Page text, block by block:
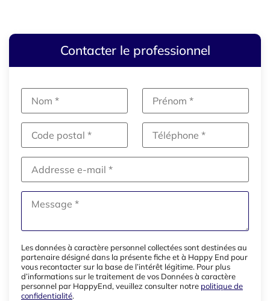
Contacter le professionnel
Les données à caractère personnel collectées sont destinées au
partenaire désigné dans la présente fiche et à Happy End pour
vous recontacter sur la base de l’intérêt légitime. Pour plus
d’informations sur le traitement de vos Données à caractère
personnel par HappyEnd, veuillez consulter notre politique de
confidentialité.